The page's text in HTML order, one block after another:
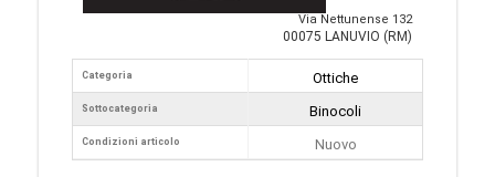
Via Nettunense 132
00075 LANUVIO (RM)
Categoria
Sottocategoria
Condizioni articolo
Ottiche
Binocoli
Nuovo